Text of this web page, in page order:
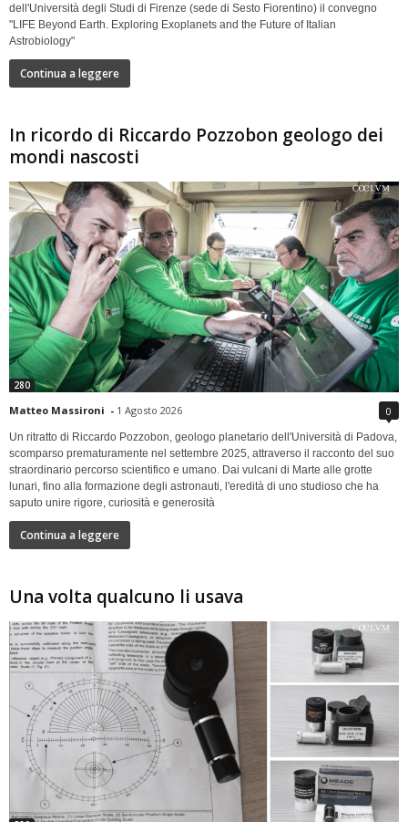
dell'Università degli Studi di Firenze (sede di Sesto Fiorentino) il convegno
"LIFE Beyond Earth. Exploring Exoplanets and the Future of Italian
Astrobiology"
Continua a leggere
In ricordo di Riccardo Pozzobon geologo dei
mondi nascosti
280
Matteo Massironi - 1 Agosto 2026 0
Un ritratto di Riccardo Pozzobon, geologo planetario dell'Università di Padova,
scomparso prematuramente nel settembre 2025, attraverso il racconto del suo
straordinario percorso scientifico e umano. Dai vulcani di Marte alle grotte
lunari, fino alla formazione degli astronauti, l'eredità di uno studioso che ha
saputo unire rigore, curiosità e generosità
Continua a leggere
Una volta qualcuno li usava